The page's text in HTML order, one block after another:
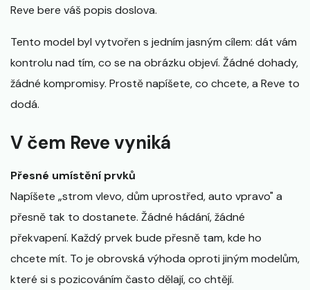
Reve bere váš popis doslova.
Tento model byl vytvořen s jedním jasným cílem: dát vám
kontrolu nad tím, co se na obrázku objeví. Žádné dohady,
žádné kompromisy. Prostě napíšete, co chcete, a Reve to
dodá.
V čem Reve vyniká
Přesné umístění prvků
Napíšete „strom vlevo, dům uprostřed, auto vpravo" a
přesně tak to dostanete. Žádné hádání, žádné
překvapení. Každý prvek bude přesně tam, kde ho
chcete mít. To je obrovská výhoda oproti jiným modelům,
které si s pozicováním často dělají, co chtějí.